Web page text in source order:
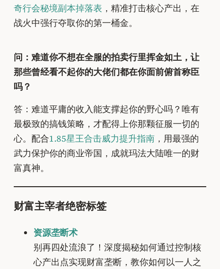
奇行会秘境副本掉落表 ，精准打击核心产出，在
战火中强行夺取你的第一桶金。
问：难道你不想在全服的拍卖行里挥金如土，让
那些曾经看不起你的大佬们都在你面前俯首称臣
吗？
答：难道平庸的收入能支撑起你的野心吗？唯有
最极致的搞钱策略，才配得上你那颗征服一切的
心。配合1.85星王合击威力提升指南 ，用最强的
武力保护你的商业帝国，成就玛法大陆唯一的财
富真神。
财富主宰者绝密标签
资源垄断术
别再四处流浪了！深度揭秘如何通过控制核
心产出点实现财富垄断，教你如何以一人之